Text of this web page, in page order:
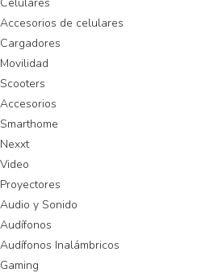
Accesorios de celulares
Cargadores
Movilidad
Scooters
Accesorios
Smarthome
Nexxt
Video
Proyectores
Audio y Sonido
Audífonos
Audífonos Inalámbricos
Gaming